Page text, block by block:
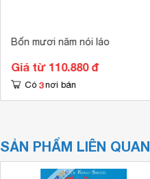
Bốn mươi năm nói láo
Giá từ 110.880 đ
Có 3 nơi bán
SẢN PHẨM LIÊN QUAN